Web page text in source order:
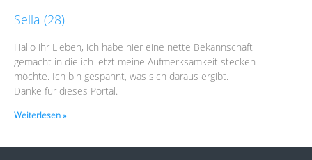
Sella (28)
Hallo ihr Lieben, ich habe hier eine nette Bekannschaft
gemacht in die ich jetzt meine Aufmerksamkeit stecken
möchte. Ich bin gespannt, was sich daraus ergibt.
Danke für dieses Portal.
Weiterlesen »